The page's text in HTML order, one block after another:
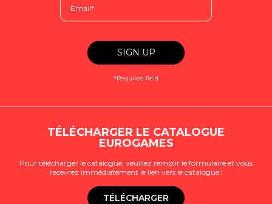
*Required field
TÉLÉCHARGER LE CATALOGUE
EUROGAMES
Pour télécharger le catalogue, veuillez remplir le formulaire et vous
recevrez immédiatement le lien vers le catalogue !
TÉLÉCHARGER